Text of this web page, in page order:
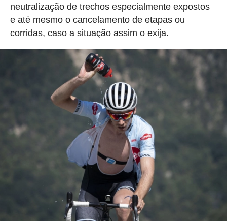
neutralização de trechos especialmente expostos
e até mesmo o cancelamento de etapas ou
corridas, caso a situação assim o exija.